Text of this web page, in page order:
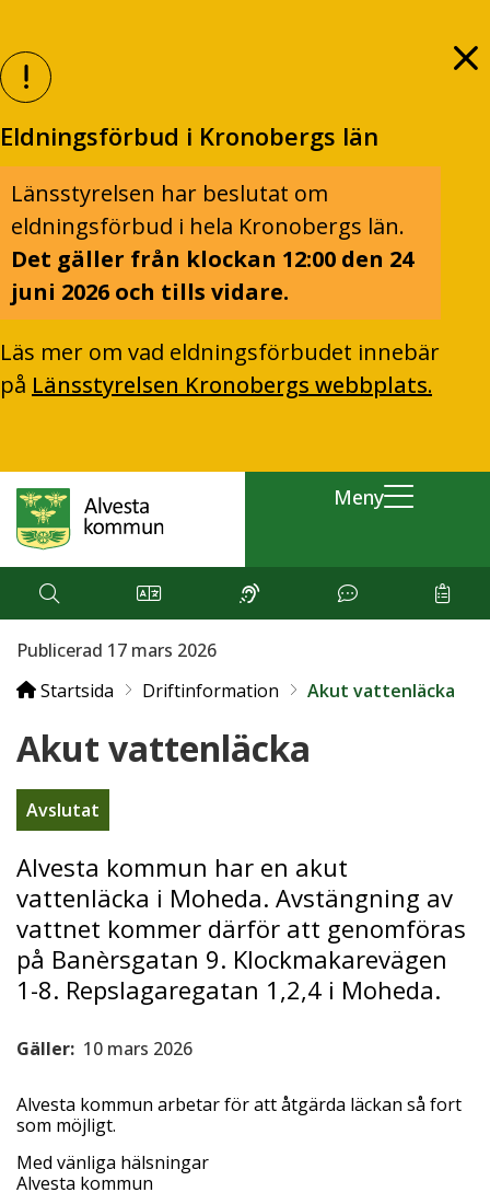
Eldningsförbud i Kronobergs län
Länsstyrelsen har beslutat om
eldningsförbud i hela Kronobergs län.
Det gäller från klockan 12:00 den 24
juni 2026 och tills vidare.
Läs mer om vad eldningsförbudet innebär
på Länsstyrelsen Kronobergs webbplats.
Meny
Publicerad 17 mars 2026
Startsida
Driftinformation Akut vattenläcka
Akut vattenläcka
Avslutat
Alvesta kommun har en akut
vattenläcka i Moheda. Avstängning av
vattnet kommer därför att genomföras
på Banèrsgatan 9. Klockmakarevägen
1-8. Repslagaregatan 1,2,4 i Moheda.
Gäller: 10 mars 2026
Alvesta kommun arbetar för att åtgärda läckan så fort
som möjligt.
Med vänliga hälsningar
Alvesta kommun